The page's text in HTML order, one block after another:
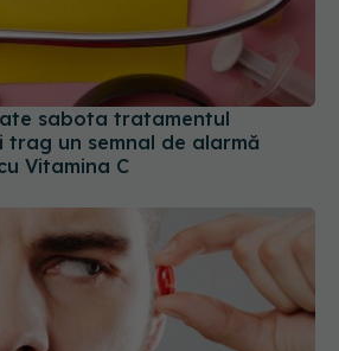
sabota tratamentul
trag un semnal de alarmă
Vitamina C